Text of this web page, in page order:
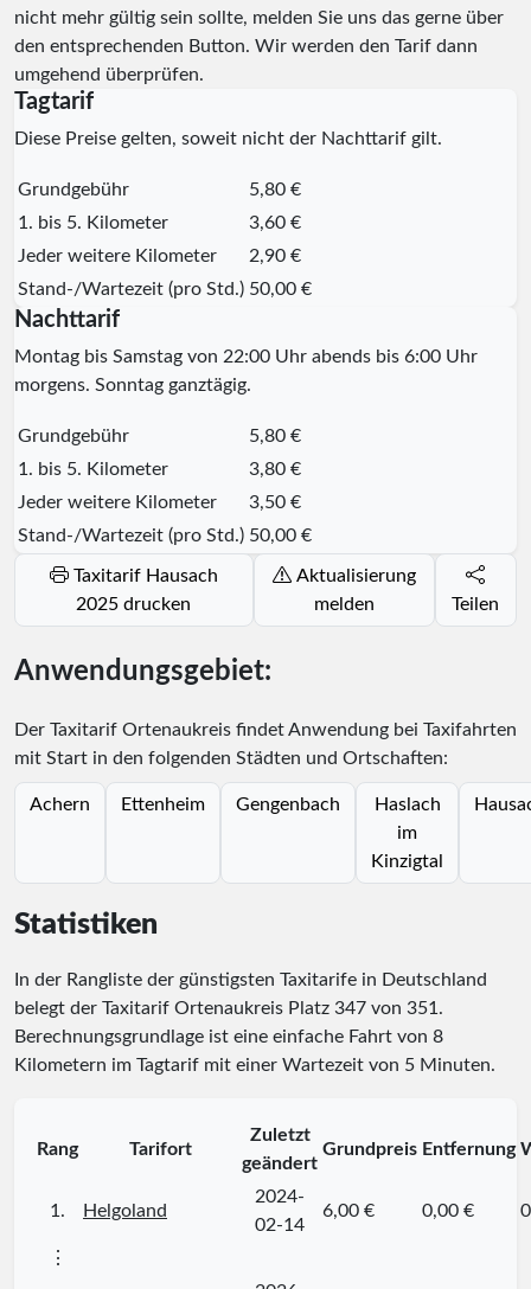
nicht mehr gültig sein sollte, melden Sie uns das gerne über
den entsprechenden Button. Wir werden den Tarif dann
umgehend überprüfen.
Tagtarif
Diese Preise gelten, soweit nicht der Nachttarif gilt.
Grundgebühr
5,80 €
1. bis 5. Kilometer
3,60 €
Jeder weitere Kilometer
2,90 €
Stand-/Wartezeit (pro Std.) 50,00 €
Nachttarif
Montag bis Samstag von 22:00 Uhr abends bis 6:00 Uhr
morgens. Sonntag ganztägig.
Grundgebühr
5,80 €
1. bis 5. Kilometer
3,80 €
Jeder weitere Kilometer
3,50 €
Stand-/Wartezeit (pro Std.) 50,00 €
Taxitarif Hausach
2025 drucken
Aktualisierung
melden
Teilen
Anwendungsgebiet:
Der Taxitarif Ortenaukreis findet Anwendung bei Taxifahrten
mit Start in den folgenden Städten und Ortschaften:
Achern Ettenheim Gengenbach
Haslach
im
Kinzigtal
Statistiken
In der Rangliste der günstigsten Taxitarife in Deutschland
belegt der Taxitarif Ortenaukreis Platz 347 von 351.
Berechnungsgrundlage ist eine einfache Fahrt von 8
Kilometern im Tagtarif mit einer Wartezeit von 5 Minuten.
Rang Tarifort
Zuletzt
geändert
Grundpreis Entfernung
1. Helgoland
2024-
02-14
6,00 € 0,00 €
⋮